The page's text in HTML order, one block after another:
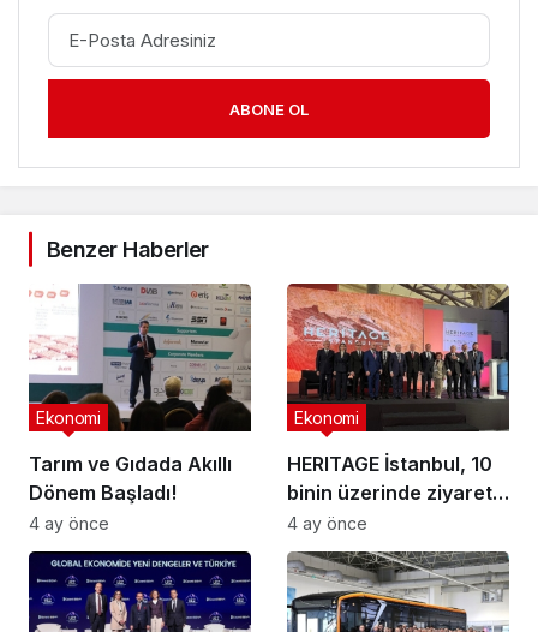
ABONE OL
Benzer Haberler
Tarım ve Gıdada Akıllı
Dönem Başladı!
Ekonomi
4 ay önce
HERITAGE İstanbul, 10
binin üzerinde ziyaretçi
ağırladı
Ekonomi
4 ay önce